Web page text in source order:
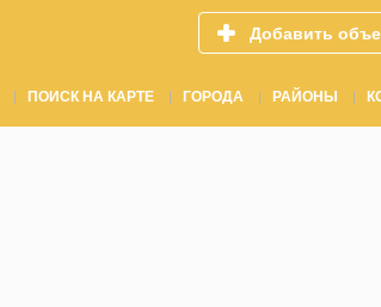
Добавить
ПОИСК НА КАРТЕ ГОРОДА РАЙОНЫ